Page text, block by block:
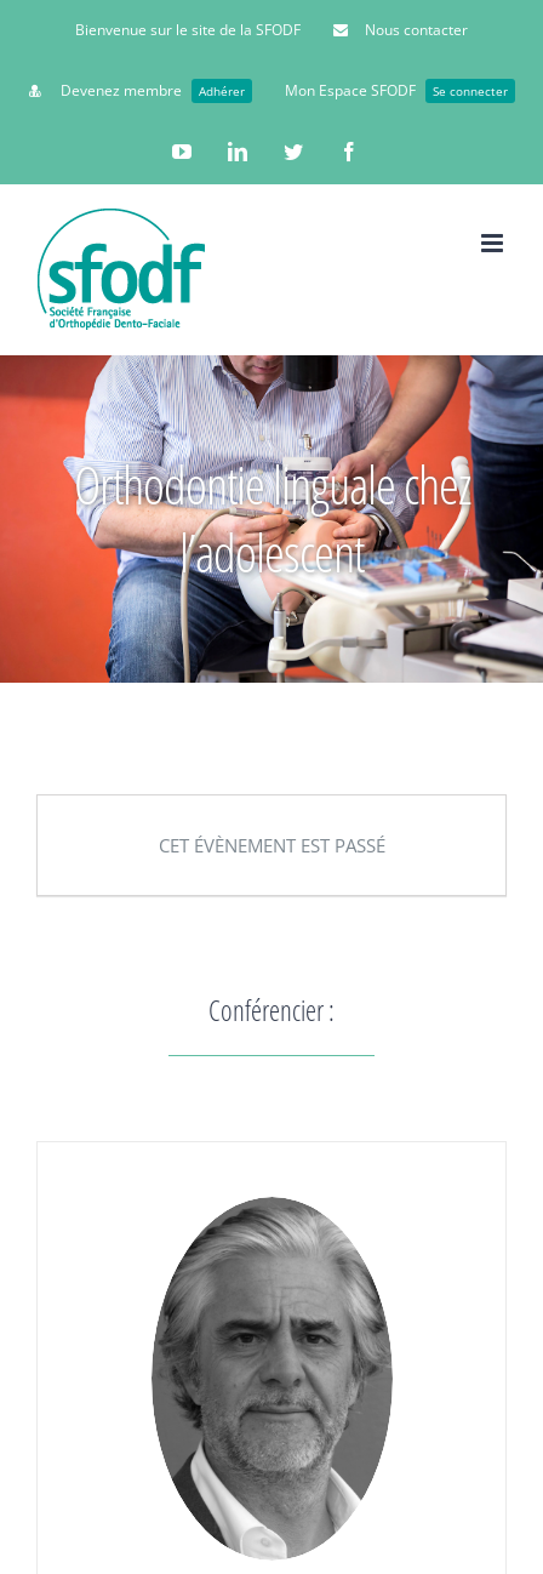
Bienvenue sur le site de la SFODF Nous contacter
Devenez membre Adhérer Mon Espace SFODF Se connecter
YouTubeLinkedinTwitter
Orthodontie linguale chez
l’adolescent
CET ÉVÈNEMENT EST PASSÉ
Conférencier :